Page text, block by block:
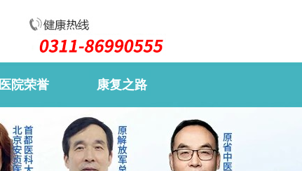
医院荣誉 康复之路